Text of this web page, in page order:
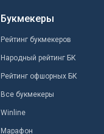
Букмекеры
Рейтинг букмекеров
Народный рейтинг БК
Рейтинг офшорных БК
Все букмекеры
Winline
Марафон